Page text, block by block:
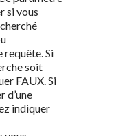
si vous
Si
soit
FAUX. Si
d’une
indiquer